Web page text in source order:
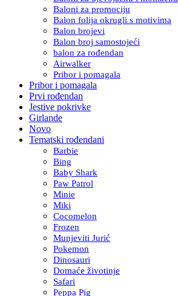
Baloni za promociju
Balon folija okrugli s motivima
Balon brojevi
Balon broj samostojeći
balon za rođendan
Airwalker
Pribor i pomagala
Pribor i pomagala
Prvi rođendan
Jestive pokrivke
Girlande
Novo
Tematski rođendani
Barbie
Bing
Baby Shark
Paw Patrol
Minie
Miki
Cocomelon
Frozen
Munjeviti Jurić
Pokemon
Dinosauri
Domaće životinje
Safari
Peppa Pig